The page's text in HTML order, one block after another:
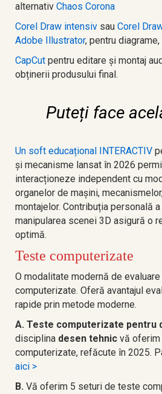
alternativ Chaos Corona
Corel Draw intensiv sau Corel
Adobe Illustrator, pentru
CapCut pentru editare și montaj
obținerii produsului final.
Puteți face
Un soft educațional INTERACTIV
și mecanisme lansat în 2026
interacționeze independent cu
organelor de mașini,
montajelor. Contribuția personală
manipularea scenei 3D asigură o
optimă.
Teste computerizate
O modalitate modernă de
computerizate. Oferă avantajul
rapide prin metode moderne.
A. Teste computerizate pentru
disciplina desen tehnic vă
computerizate, refăcute în 2025.
aici >
B. Vă oferim 5 seturi de teste